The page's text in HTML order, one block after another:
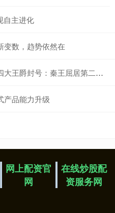
自主进化
变数，趋势依然在
：秦王屈居第二，第一个比它还牛
产品能力升级
网上配资官
网
在线炒股配
资服务网